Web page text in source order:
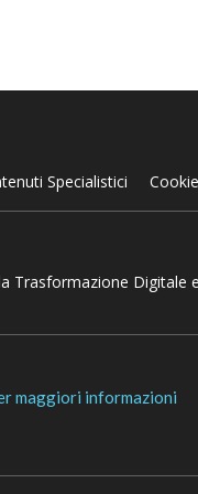
Specialistici
Digitale
maggiori informazioni